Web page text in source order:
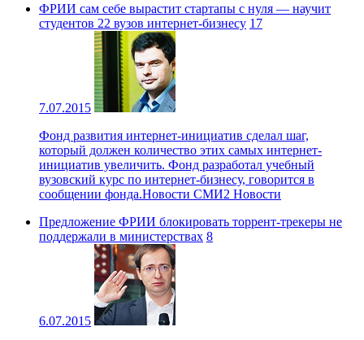
ФРИИ сам себе вырастит стартапы с нуля — научит
студентов 22 вузов интернет-бизнесу 17
7.07.2015
Фонд развития интернет-инициатив сделал шаг,
который должен количество этих самых интернет-
инициатив увеличить. Фонд разработал учебный
вузовский курс по интернет-бизнесу, говорится в
сообщении фонда.Новости СМИ2 Новости
Предложение ФРИИ блокировать торрент-трекеры не
поддержали в министерствах 8
6.07.2015